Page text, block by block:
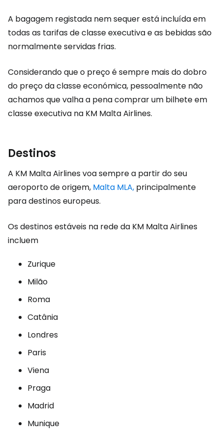
A bagagem registada nem sequer está incluída em
todas as tarifas de classe executiva e as bebidas são
normalmente servidas frias.
Considerando que o preço é sempre mais do dobro
do preço da classe económica, pessoalmente não
achamos que valha a pena comprar um bilhete em
classe executiva na KM Malta Airlines.
Destinos
A KM Malta Airlines voa sempre a partir do seu
aeroporto de origem, Malta MLA, principalmente
para destinos europeus.
Os destinos estáveis na rede da KM Malta Airlines
incluem
Zurique
Milão
Roma
Catânia
Londres
Paris
Viena
Praga
Madrid
Munique